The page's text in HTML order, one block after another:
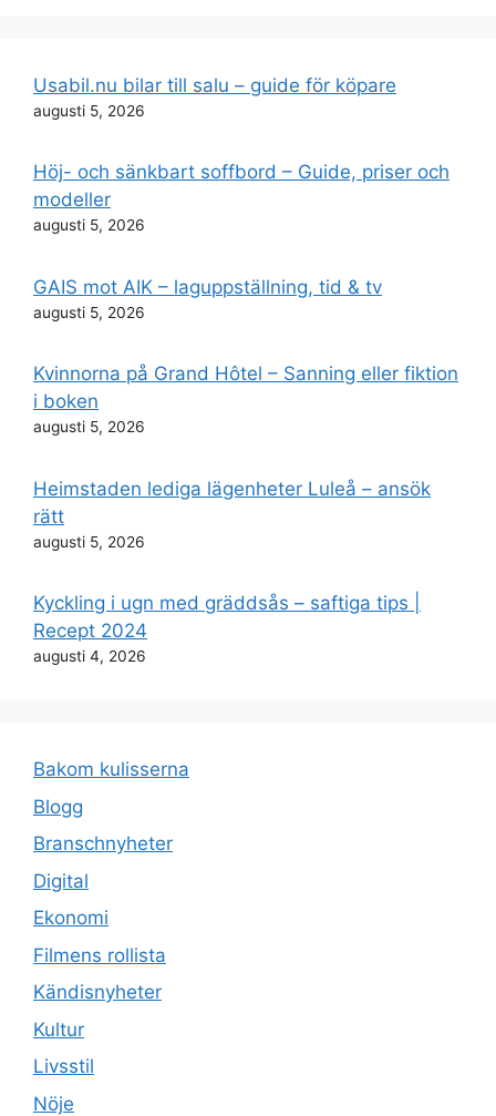
Usabil.nu bilar till salu – guide för köpare
augusti 5, 2026
Höj- och sänkbart soffbord – Guide, priser och
modeller
augusti 5, 2026
GAIS mot AIK – laguppställning, tid & tv
augusti 5, 2026
Kvinnorna på Grand Hôtel – Sanning eller fiktion
i boken
augusti 5, 2026
Heimstaden lediga lägenheter Luleå – ansök
rätt
augusti 5, 2026
Kyckling i ugn med gräddsås – saftiga tips |
Recept 2024
augusti 4, 2026
Bakom kulisserna
Blogg
Branschnyheter
Digital
Ekonomi
Filmens rollista
Kändisnyheter
Kultur
Livsstil
Nöje